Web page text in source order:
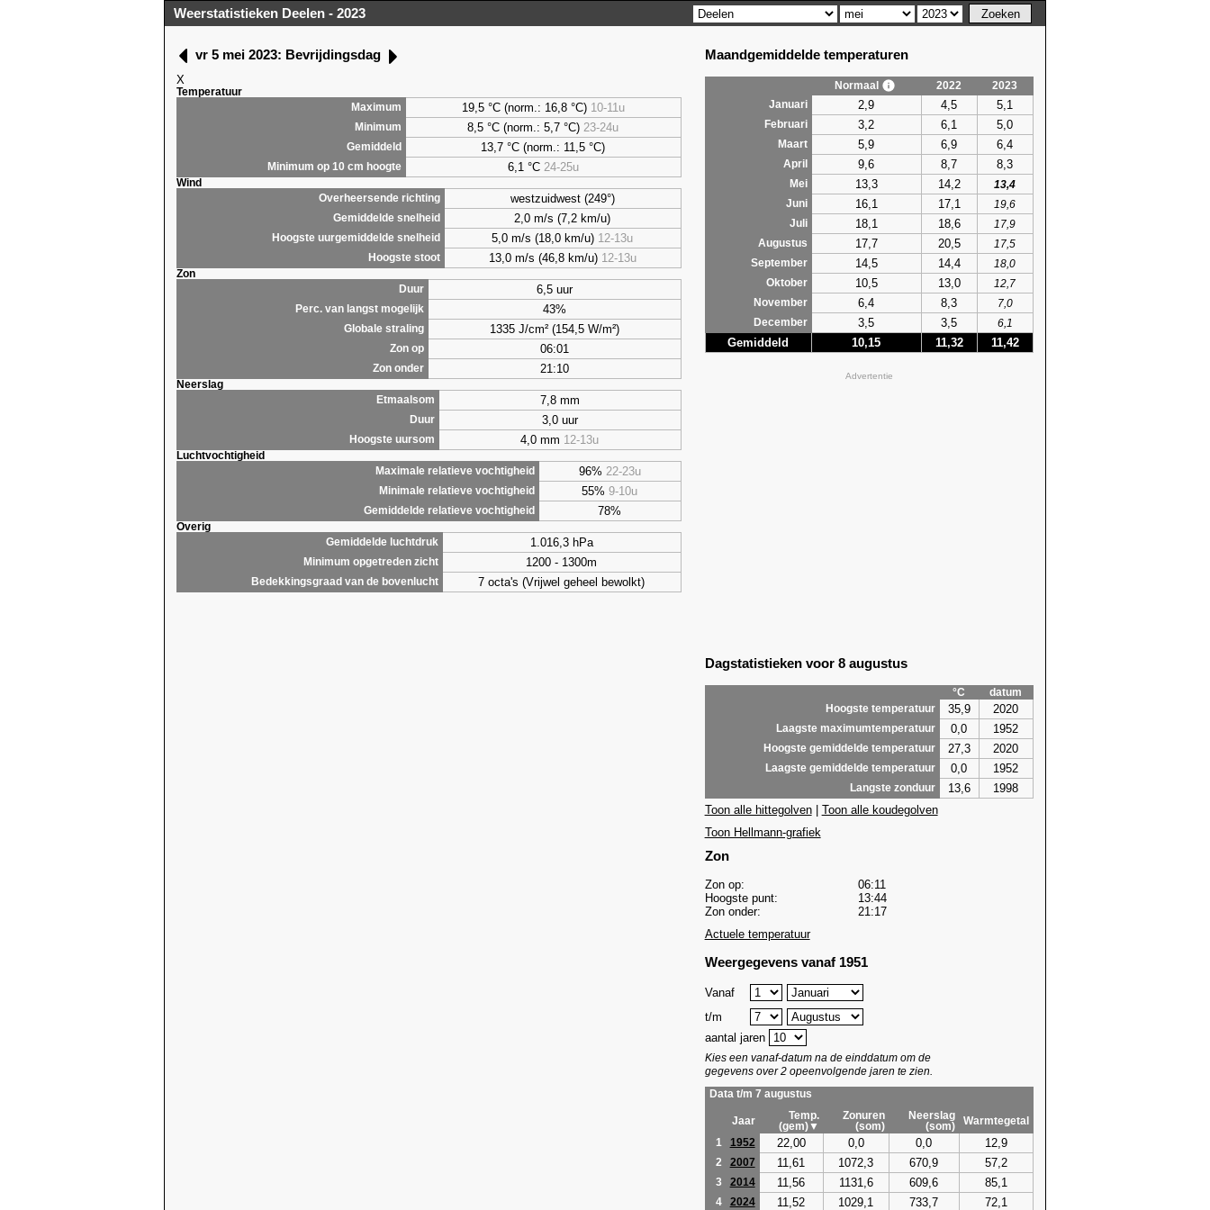
Weerstatistieken Deelen - 2023
vr 5 mei 2023: Bevrijdingsdag
X
Temperatuur
Maximum
19,5 °C (norm.: 16,8 °C) 10-11u
Minimum 8,5 °C (norm.: 5,7 °C) 23-24u
Gemiddeld 13,7 °C (norm.: 11,5 °C)
Minimum op 10 cm hoogte 6,1 °C 24-25u
Wind
Overheersende richting
westzuidwest (249°)
Gemiddelde snelheid 2,0 m/s (7,2 km/u)
Hoogste uurgemiddelde snelheid 5,0 m/s (18,0 km/u) 12-13u
Hoogste stoot 13,0 m/s (46,8 km/u) 12-13u
Zon
Duur
6,5 uur
Perc. van langst mogelijk 43%
Globale straling 1335 J/cm² (154,5 W/m²)
Zon op 06:01
Zon onder 21:10
Neerslag
Etmaalsom
7,8 mm
Duur 3,0 uur
Hoogste uursom 4,0 mm 12-13u
Luchtvochtigheid
Maximale relatieve vochtigheid
96% 22-23u
Minimale relatieve vochtigheid 55%9-10u
Gemiddelde relatieve vochtigheid 78%
Overig
Gemiddelde luchtdruk
1.016,3 hPa
Minimum opgetreden zicht 1200 - 1300m
Bedekkingsgraad van de bovenlucht 7 octa's (Vrijwel geheel bewolkt)
Maandgemiddelde temperaturen
Normaal 2022
2023
Januari
2,9 4,5 5,1
Februari 3,2 6,1 5,0
Maart 5,9 6,9 6,4
April 9,6 8,7 8,3
Mei 13,3 14,2
13,4
Juni
16,1 17,1
19,6
Juli
18,1 18,6
17,9
Augustus
17,7 20,5
17,5
September
14,5 14,4
18,0
Oktober
10,5 13,0
12,7
November
6,4 8,3
7,0
December
3,5 3,5 6,1
Gemiddeld 10,15 11,32 11,42
Advertentie
Dagstatistieken voor 8 augustus
°C
datum
Hoogste temperatuur
35,9 2020
Laagste maximumtemperatuur 0,0 1952
Hoogste gemiddelde temperatuur 27,3 2020
Laagste gemiddelde temperatuur 0,0 1952
Langste zonduur 13,6
1998
Toon alle hittegolven| Toon alle koudegolven
Toon Hellmann-grafiek
Zon
Zon op:
06:11
Hoogste punt:
13:44
Zon onder:
21:17
Actuele temperatuur
Weergegevens vanaf 1951
Vanaf
t/m
aantal jaren
Kies een vanaf-datum na de einddatum om de
gegevens over 2 opeenvolgende jaren te zien.
Data t/m 7 augustus
Jaar
Temp.
(gem)▼
Zonuren
(som)
Neerslag
(som)
Warmtegetal
1
1952 22,00 0,0 0,0 12,9
2 2007 11,61 1072,3 670,9 57,2
3 2014 11,56 1131,6 609,6 85,1
4 2024 11,52 1029,1 733,7 72,1